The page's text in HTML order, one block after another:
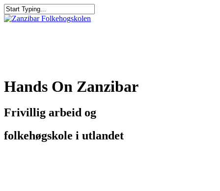
Hands On Zanzibar
Frivillig arbeid og
folkehøgskole i utlandet